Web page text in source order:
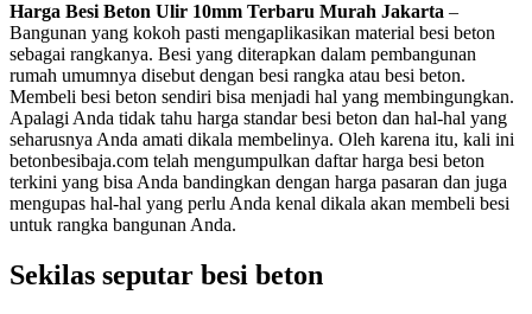
Harga Besi Beton Ulir 10mm Terbaru Murah Jakarta –
Bangunan yang kokoh pasti mengaplikasikan material besi beton
sebagai rangkanya. Besi yang diterapkan dalam pembangunan
rumah umumnya disebut dengan besi rangka atau besi beton.
Membeli besi beton sendiri bisa menjadi hal yang membingungkan.
Apalagi Anda tidak tahu harga standar besi beton dan hal-hal yang
seharusnya Anda amati dikala membelinya. Oleh karena itu, kali ini
betonbesibaja.com telah mengumpulkan daftar harga besi beton
terkini yang bisa Anda bandingkan dengan harga pasaran dan juga
mengupas hal-hal yang perlu Anda kenal dikala akan membeli besi
untuk rangka bangunan Anda.
Sekilas seputar besi beton